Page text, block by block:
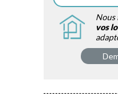
Nous
vos